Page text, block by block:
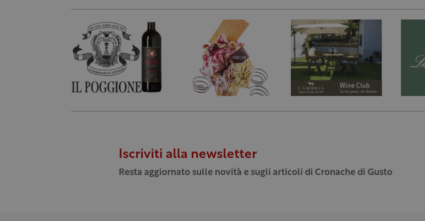
Iscriviti alla newsletter
Resta aggiornato sulle novità e sugli articoli di Cronache di Gusto